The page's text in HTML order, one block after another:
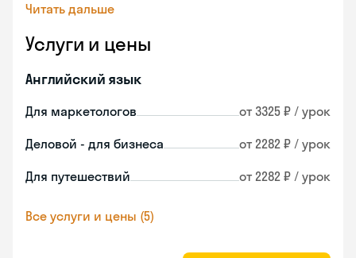
Читать дальше
Услуги и цены
Английский язык
Для маркетологов от 3325 ₽ / урок
Деловой - для бизнеса от 2282 ₽ / урок
Для путешествий от 2282 ₽ / урок
Все услуги и цены (5)